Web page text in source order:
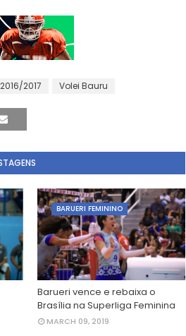
2017 Volei Bauru
BARUERI FEMININO
Barueri vence e rebaixa o
Brasília na Superliga Feminina
MARCH 09, 2019